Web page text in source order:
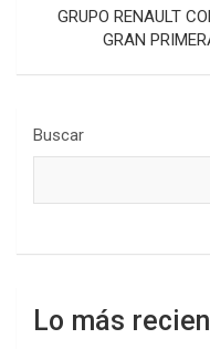
GRUPO RENAULT
GRAN
Buscar
Lo más